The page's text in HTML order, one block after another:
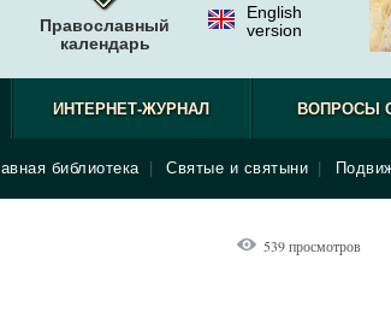
Православный
календарь
English
version
библиотека Святые и святыни
ИНТЕРНЕТ-ЖУРНАЛ ВОПРОСЫ
539 просмотров